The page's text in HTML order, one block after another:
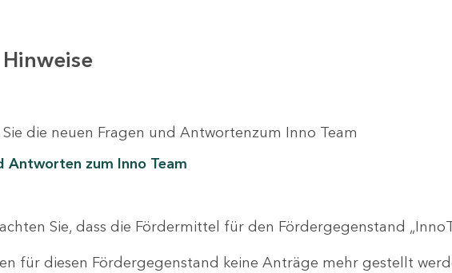
die neuen Fragen und Antwortenzum Inno Team
Antworten zum Inno Team
Sie, dass die Fördermittel für den Fördergegenstand
für diesen Fördergegenstand keine Anträge mehr gestellt